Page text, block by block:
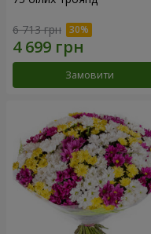
6 713 грн
Замовити